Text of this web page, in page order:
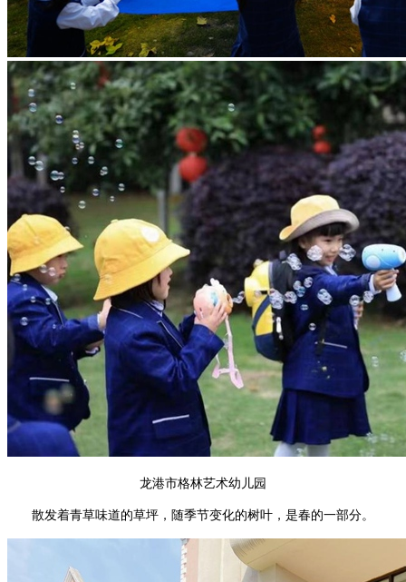
龙港市格林艺术幼儿园
散发着青草味道的草坪，随季节变化的树叶，是春的一部分。